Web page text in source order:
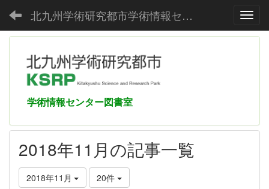
北九州学術研究都市学術情報センター
学術情報センター図書室
2018年11月の記事一覧
2018年11月 20件